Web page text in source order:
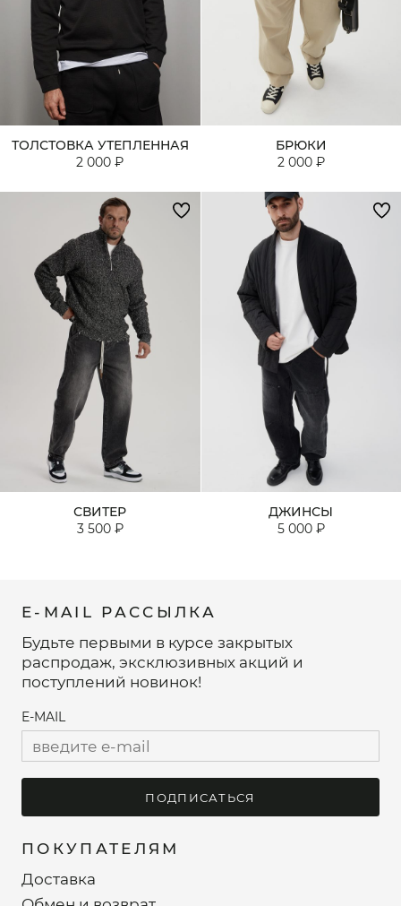
ТОЛСТОВКА УТЕПЛЕННАЯ
2 000 ₽
БРЮКИ
2 000 ₽
СВИТЕР
3 500 ₽
ДЖИНСЫ
5 000 ₽
ПОКУПАТЕЛЯМ
Доставка
E-MAIL РАССЫЛКА
Будьте первыми в курсе закрытых
распродаж, эксклюзивных акций и
поступлений новинок!
E-MAIL
ПОДПИСАТЬСЯ